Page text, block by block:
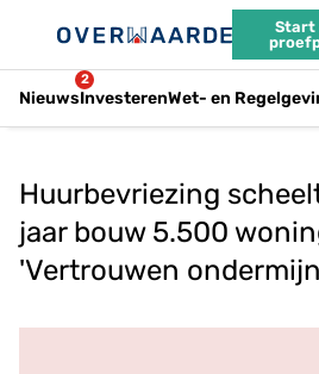
Start
Nieuws
2
InvesterenWet- en
Huurbevriezing
jaar bouw 5.500
'Vertrouwen